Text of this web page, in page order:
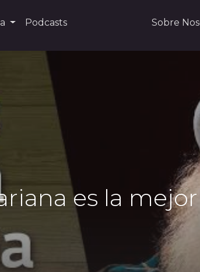
Podcasts Sobre
es la